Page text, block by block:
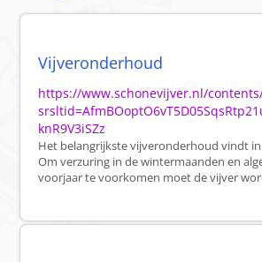
Vijveronderhoud
https://www.schonevijver.nl/
knR9V3iSZz
Het belangrijkste vijveronderhoud vindt
Om verzuring in de wintermaanden en
voorjaar te voorkomen moet de vijver